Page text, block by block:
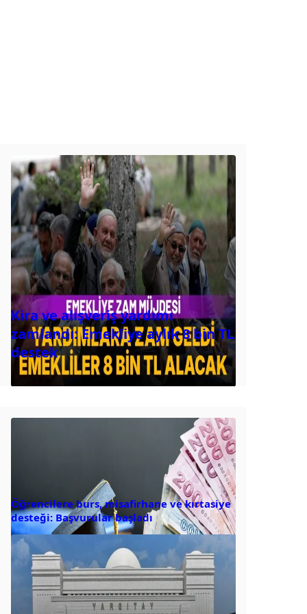
Kira ve alışveriş yardımı
zamlandı: Emekliye aylık 8 bin TL
destek
Öğrencilere burs, misafirhane ve kırtasiye
desteği: Başvurular başladı